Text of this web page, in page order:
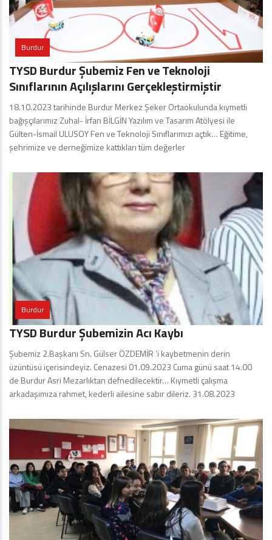
Burdur
TYSD Burdur Şubemiz Fen ve Teknoloji
Sınıflarının Açılışlarını Gerçekleştirmiştir
18.10.2023 tarihinde Burdur Merkez Şeker Ortaokulunda kıymetli
bağışçılarımız Zuhal- İrfan BİLGİN Yazılım ve Tasarım Atölyesi ile
Gülten-İsmail ULUSOY Fen ve Teknoloji Sınıflarımızı açtık… Eğitime,
şehrimize ve derneğimize kattıkları tüm değerler
Burdur
TYSD Burdur Şubemizin Acı Kaybı
Şubemiz 2.Başkanı Sn. Gülser ÖZDEMİR ‘i kaybetmenin derin
üzüntüsü içerisindeyiz. Cenazesi 01.09.2023 Cuma günü saat 14.00
de Burdur Asri Mezarlıktan defnedilecektir… Kıymetli çalışma
arkadaşımıza rahmet, kederli ailesine sabır dileriz. 31.08.2023